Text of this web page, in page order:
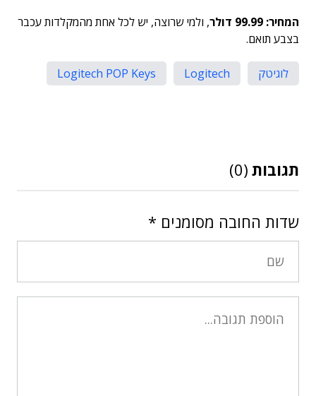
המחיר: 99.99 דולר
, ולמי שרוצה, יש לכל אחת מהמקלדות עכבר
בצבע תואם.
לוגיטק Logitech
Logitech POP Keys
תגובות (0)
שדות החובה מסומנים *